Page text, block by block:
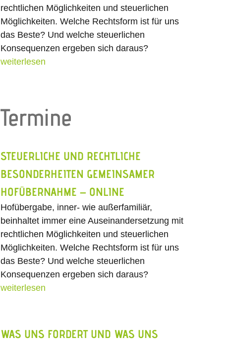
rechtlichen Möglichkeiten und steuerlichen
Möglichkeiten. Welche Rechtsform ist für uns
das Beste? Und welche steuerlichen
Konsequenzen ergeben sich daraus?
weiterlesen
Termine
STEUERLICHE UND RECHTLICHE
BESONDERHEITEN GEMEINSAMER
HOFÜBERNAHME – ONLINE
Hofübergabe, inner- wie außerfamiliär,
beinhaltet immer eine Auseinandersetzung mit
rechtlichen Möglichkeiten und steuerlichen
Möglichkeiten. Welche Rechtsform ist für uns
das Beste? Und welche steuerlichen
Konsequenzen ergeben sich daraus?
weiterlesen
WAS UNS FORDERT UND WAS UNS